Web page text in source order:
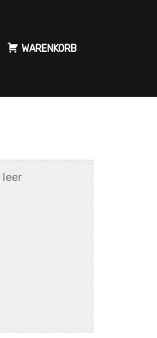
WARENKORB
leer